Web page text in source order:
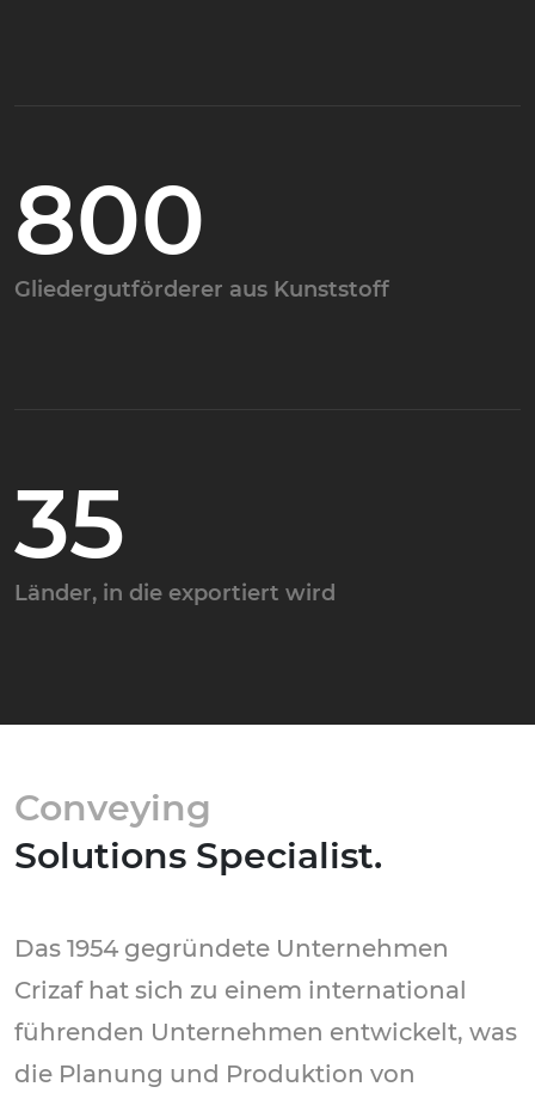
800
Gliedergutförderer aus Kunststoff
35
Länder, in die exportiert wird
Conveying
Solutions Specialist.
Das 1954 gegründete Unternehmen
Crizaf hat sich zu einem international
führenden Unternehmen entwickelt, was
die Planung und Produktion von